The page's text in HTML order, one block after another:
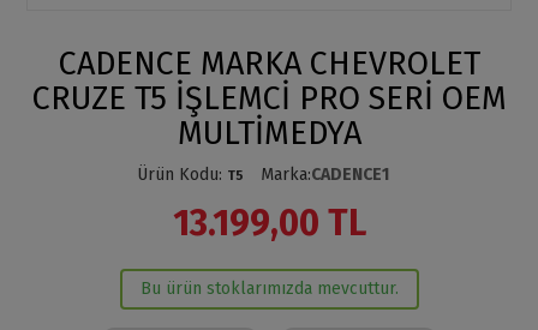
CADENCE MARKA CHEVROLET
CRUZE T5 İŞLEMCİ PRO SERİ OEM
MULTİMEDYA
Ürün Kodu: T5 Marka:CADENCE1
13.199,00 TL
Bu ürün stoklarımızda mevcuttur.